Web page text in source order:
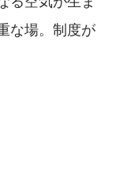
な場。制度が